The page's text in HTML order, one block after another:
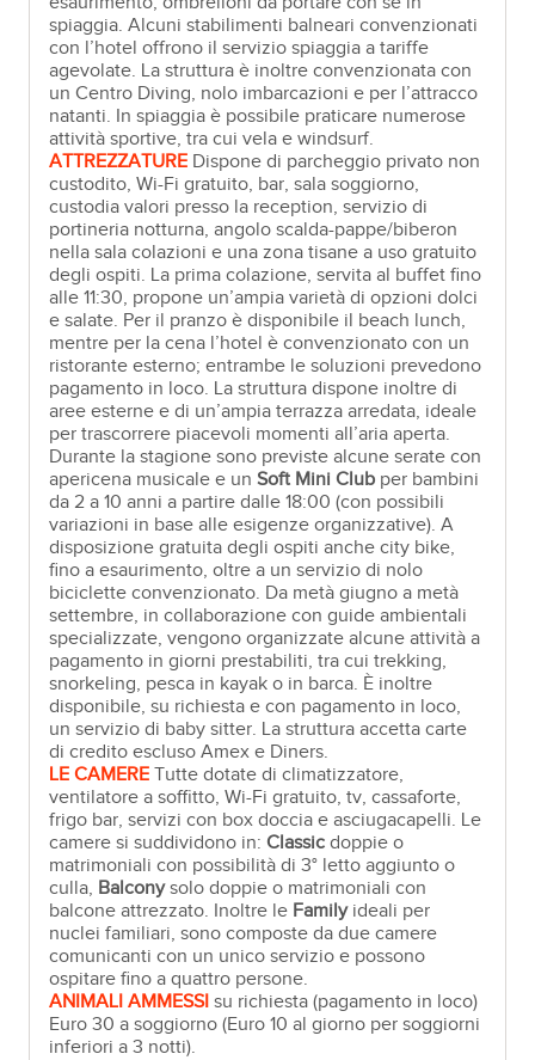
spiaggia. Alcuni stabilimenti balneari convenzionati
con l’hotel offrono il servizio spiaggia a tariffe
agevolate. La struttura è inoltre convenzionata con
un Centro Diving, nolo imbarcazioni e per l’attracco
natanti. In spiaggia è possibile praticare numerose
attività sportive, tra cui vela e windsurf.
ATTREZZATURE Dispone di parcheggio privato non
custodito, Wi-Fi gratuito, bar, sala soggiorno,
custodia valori presso la reception, servizio di
portineria notturna, angolo scalda-pappe/biberon
nella sala colazioni e una zona tisane a uso gratuito
degli ospiti. La prima colazione, servita al buffet fino
alle 11:30, propone un’ampia varietà di opzioni dolci
e salate. Per il pranzo è disponibile il beach lunch,
mentre per la cena l’hotel è convenzionato con un
ristorante esterno; entrambe le soluzioni prevedono
pagamento in loco. La struttura dispone inoltre di
aree esterne e di un’ampia terrazza arredata, ideale
per trascorrere piacevoli momenti all’aria aperta.
Durante la stagione sono previste alcune serate con
apericena musicale e unSoft Mini Club per bambini
da 2 a 10 anni a partire dalle 18:00 (con possibili
variazioni in base alle esigenze organizzative). A
disposizione gratuita degli ospiti anche city bike,
fino a esaurimento, oltre a un servizio di nolo
biciclette convenzionato. Da metà giugno a metà
settembre, in collaborazione con guide ambientali
specializzate, vengono organizzate alcune attività a
pagamento in giorni prestabiliti, tra cui trekking,
snorkeling, pesca in kayak o in barca. È inoltre
disponibile, su richiesta e con pagamento in loco,
un servizio di baby sitter. La struttura accetta carte
di credito escluso Amex e Diners.
LE CAMERE Tutte dotate di climatizzatore,
ventilatore a soffitto, Wi-Fi gratuito, tv, cassaforte,
frigo bar, servizi con box doccia e asciugacapelli. Le
camere si suddividono in:Classic doppie o
matrimoniali con possibilità di 3° letto aggiunto o
culla, Balconysolo doppie o matrimoniali con
balcone attrezzato. Inoltre le Familyideali per
nuclei familiari, sono composte da due camere
comunicanti con un unico servizio e possono
ospitare fino a quattro persone.
ANIMALI AMMESSI su richiesta (pagamento in loco)
Euro 30 a soggiorno (Euro 10 al giorno per soggiorni
inferiori a 3 notti).